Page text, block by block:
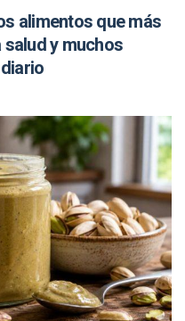
alimentos que más
y muchos